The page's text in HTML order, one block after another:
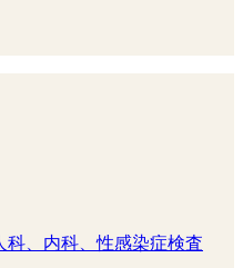
科、内科、性感染症検査